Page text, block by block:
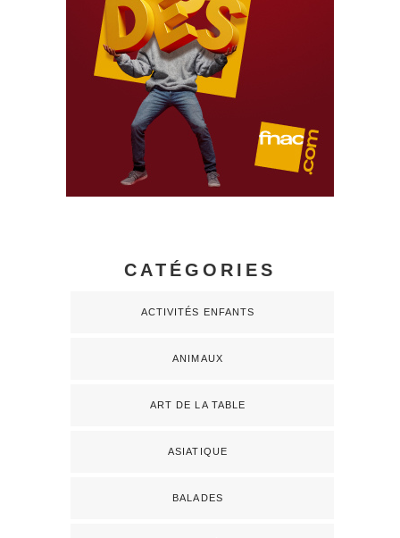
CATÉGORIES
ACTIVITÉS ENFANTS
ANIMAUX
ART DE LA TABLE
ASIATIQUE
BALADES